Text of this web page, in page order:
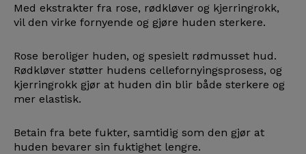
Med ekstrakter fra rose, rødkløver og kjerringrokk,
vil den virke fornyende og gjøre huden sterkere.
Rose beroliger huden, og spesielt rødmusset hud.
Rødkløver støtter hudens cellefornyingsprosess, og
kjerringrokk gjør at huden din blir både sterkere og
mer elastisk.
Betain fra bete fukter, samtidig som den gjør at
huden bevarer sin fuktighet lengre.